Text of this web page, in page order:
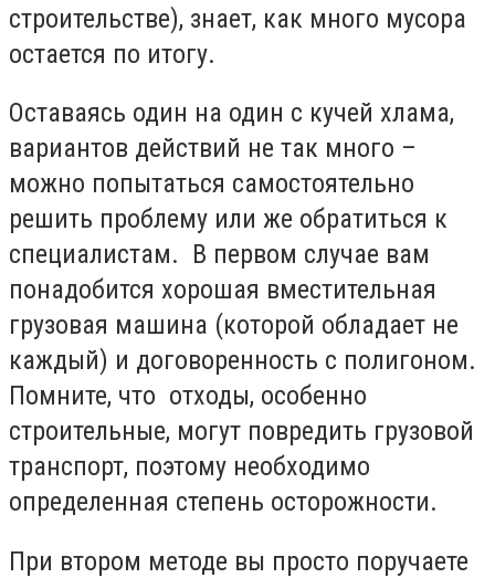
строительстве), знает, как много мусора
остается по итогу.
Оставаясь один на один с кучей хлама,
вариантов действий не так много –
можно попытаться самостоятельно
решить проблему или же обратиться к
специалистам. В первом случае вам
понадобится хорошая вместительная
грузовая машина (которой обладает не
каждый) и договоренность с полигоном.
Помните, что отходы, особенно
строительные, могут повредить грузовой
транспорт, поэтому необходимо
определенная степень осторожности.
При втором методе вы просто поручаете